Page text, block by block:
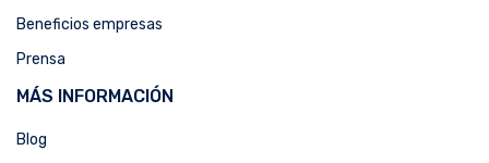
Beneficios empresas
Prensa
MÁS INFORMACIÓN
Blog